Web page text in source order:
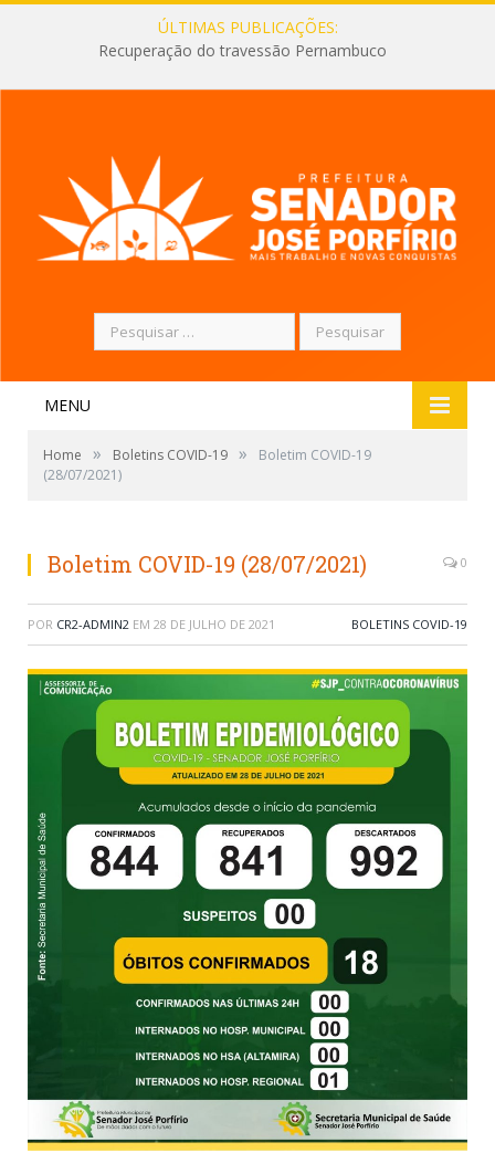
ÚLTIMAS PUBLICAÇÕES:
Recuperação do travessão Pernambuco
Pesquisar
por:
MENU
Home » Boletins COVID-19 »
Boletim COVID-19
(28/07/2021)
Boletim COVID-19 (28/07/2021) 0
POR CR2-ADMIN2 EM 28 DE JULHO DE 2021 BOLETINS COVID-19